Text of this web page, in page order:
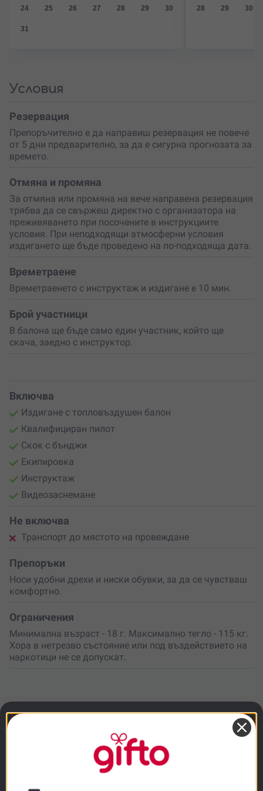
трансформация.
Подари си емоция
24 25 26 27 28 29 30
31
28 29 30
Условия
Резервация
Препоръчително е да направиш резервация не повече
от 5 дни предварително, за да е сигурна прогнозата за
времето.
Отмяна и промяна
За отмяна или промяна на вече направена резервация
трябва да се свържеш директно с организатора на
преживяването при посочените в инструкциите
условия. При неподходящи атмосферни условия
издигането ще бъде проведено на по-подходяща дата.
Времетраене
Времетраенето с инструктаж и издигане е 10 мин.
Брой участници
В балона ще бъде само един участник, който ще
скача, заедно с инструктор.
Включва
Издигане с топловъздушен балон
Квалифициран пилот
Скок с бънджи
Екипировка
Инструктаж
Видеозаснемане
Не включва
Транспорт до мястото на провеждане
Препоръки
Носи удобни дрехи и ниски обувки, за да се чувстваш
комфортно.
Ограничения
Минимална възраст - 18 г. Максимално тегло - 115 кг.
Хора в нетрезво състояние или под въздействието на
наркотици не се допускат.
Провежда се рано сутрин, през цялата
година, при подходящи метеорологични